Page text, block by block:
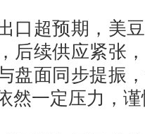
超预期，美豆
后续供应紧张
盘面同步提振
然一定压力，